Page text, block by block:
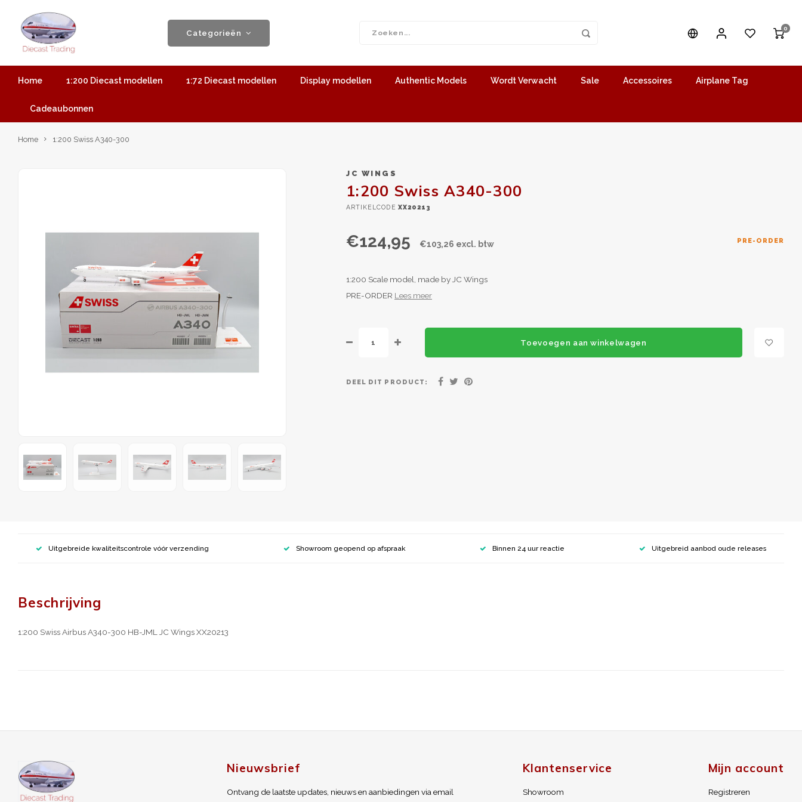
Categorieën 0
Home 1:200 Diecast modellen 1:72 Diecast modellen Display modellen Authentic Models Wordt Verwacht Sale Accessoires Airplane Tag
Cadeaubonnen
Home 1:200 Swiss A340-300
JC WINGS
1:200 Swiss A340-300
ARTIKELCODE XX20213
€124,95 €103,26 excl. btw PRE-ORDER
1:200 Scale model, made by JC Wings
PRE-ORDER Lees meer
Toevoegen aan winkelwagen
DEEL DIT PRODUCT:
Uitgebreide kwaliteitscontrole vóór verzending Showroom geopend op afspraak Binnen 24 uur reactie Uitgebreid aanbod oude releases
Beschrijving
1:200 Swiss Airbus A340-300 HB-JML JC Wings XX20213
Nieuwsbrief
Ontvang de laatste updates, nieuws en aanbiedingen via email
Klantenservice
Showroom
Mijn account
Registreren